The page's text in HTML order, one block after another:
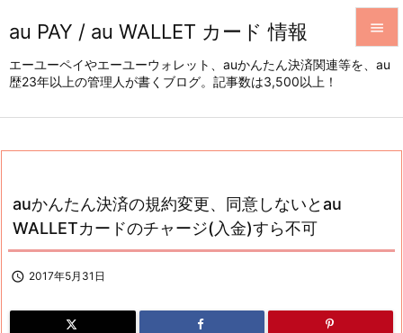
au PAY / au WALLET カード 情報
エーユーペイやエーユーウォレット、auかんたん決済関連等を、au
歴23年以上の管理人が書くブログ。記事数は3,500以上！




auかんたん決済の規約変更、同意しないとau
WALLETカードのチャージ(入金)すら不可
 2017年5月31日